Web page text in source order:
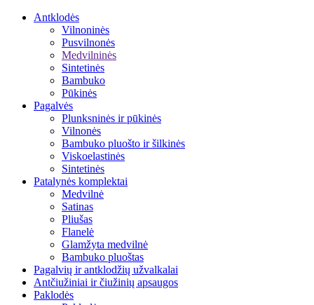
Antklodės
Vilnoninės
Pusvilnonės
Medvilninės
Sintetinės
Bambuko
Pūkinės
Pagalvės
Plunksninės ir pūkinės
Vilnonės
Bambuko pluošto ir šilkinės
Viskoelastinės
Sintetinės
Patalynės komplektai
Medvilnė
Satinas
Pliušas
Flanelė
Glamžyta medvilnė
Bambuko pluoštas
Pagalvių ir antklodžių užvalkalai
Antčiužiniai ir čiužinių apsaugos
Paklodės